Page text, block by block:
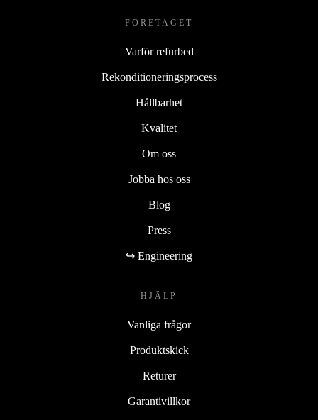
FÖRETAGET
Varför refurbed
Rekonditioneringsprocess
Hållbarhet
Kvalitet
Om oss
Jobba hos oss
Blog
Press
↪ Engineering
HJÄLP
Vanliga frågor
Produktskick
Returer
Garantivillkor